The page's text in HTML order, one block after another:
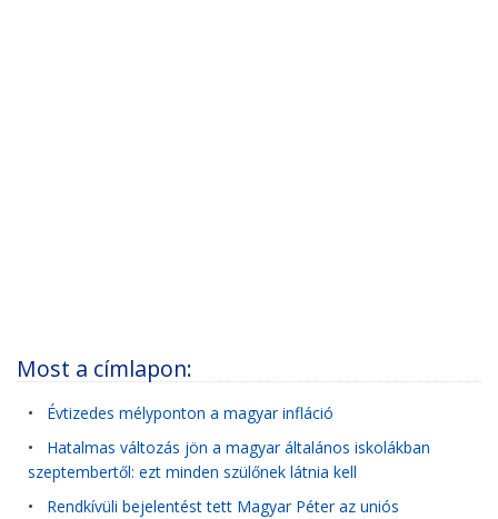
Most a címlapon:
• Évtizedes mélyponton a magyar infláció
• Hatalmas változás jön a magyar általános iskolákban
szeptembertől: ezt minden szülőnek látnia kell
• Rendkívüli bejelentést tett Magyar Péter az uniós